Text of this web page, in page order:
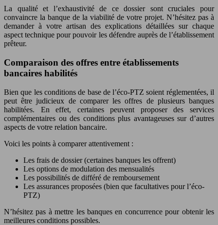
La qualité et l’exhaustivité de ce dossier sont cruciales pour
convaincre la banque de la viabilité de votre projet. N’hésitez pas à
demander à votre artisan des explications détaillées sur chaque
aspect technique pour pouvoir les défendre auprès de l’établissement
prêteur.
Comparaison des offres entre établissements
bancaires habilités
Bien que les conditions de base de l’éco-PTZ soient réglementées, il
peut être judicieux de comparer les offres de plusieurs banques
habilitées. En effet, certaines peuvent proposer des services
complémentaires ou des conditions plus avantageuses sur d’autres
aspects de votre relation bancaire.
Voici les points à comparer attentivement :
Les frais de dossier (certaines banques les offrent)
Les options de modulation des mensualités
Les possibilités de différé de remboursement
Les assurances proposées (bien que facultatives pour l’éco-
PTZ)
N’hésitez pas à mettre les banques en concurrence pour obtenir les
meilleures conditions possibles.